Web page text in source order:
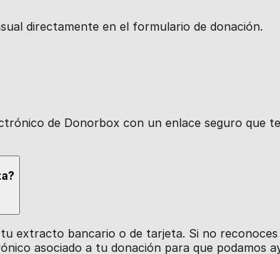
directamente en el formulario de donación.
de Donorbox con un enlace seguro
extracto bancario o de tarjeta. Si no
asociado a tu donación para que podamos